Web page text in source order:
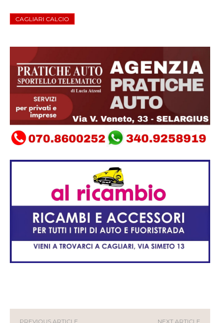
CAGLIARI CALCIO
PREVIOUS ARTICLE NEXT ARTICLE